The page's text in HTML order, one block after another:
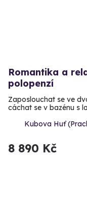
Romantika a
polopenzí
Zaposlouchat se ve
cáchat se v bazénu s
Kubova Huť
8 890 Kč